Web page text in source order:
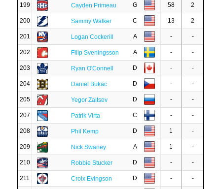
199 Cayden Primeau G 58 2
200 Sammy Walker C 13 2
201 Logan Cockerill A - -
202 Filip Sveningsson A - -
203 Ryan O'Connell D - -
204 Daniel Bukac D - -
205 Yegor Zaitsev D - -
207 Patrik Virta C - -
208 Phil Kemp D 1 -
209 Nick Swaney A 1 -
210 Robbie Stucker D - -
211 Croix Evingson D - -